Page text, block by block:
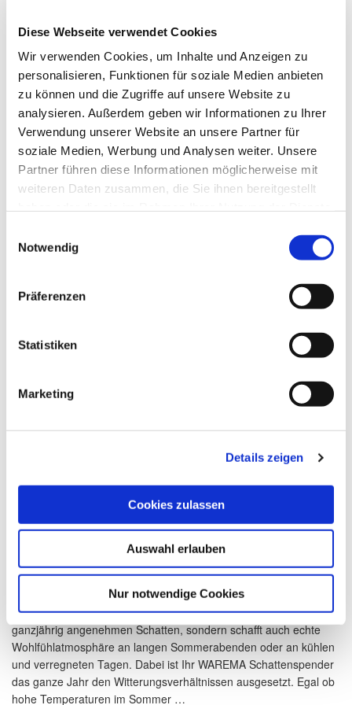
Diese Webseite verwendet Cookies
Wir verwenden Cookies, um Inhalte und Anzeigen zu
personalisieren, Funktionen für soziale Medien anbieten
zu können und die Zugriffe auf unsere Website zu
analysieren. Außerdem geben wir Informationen zu Ihrer
Verwendung unserer Website an unsere Partner für
soziale Medien, Werbung und Analysen weiter. Unsere
Partner führen diese Informationen möglicherweise mit
weiteren Daten zusammen, die Sie ihnen bereitgestellt
Notwendig
Präferenzen
Statistiken
Marketing
Details zeigen
Cookies zulassen
Auswahl erlauben
Nur notwendige Cookies
Veröffentlicht
am
9. Juni 2021
Mit dem neuen WMS WebControl pro bedienen Sie Markise,
Rollladen, Außenjalousie und Co. ganz bequem per App oder
Alexa Sprachassistent – egal ob zuhause oder unterwegs. Und
dank der cleveren WMS Automatikprogramme verwandeln Sie Ihr
Zuhause ganz einfach in ein …
„Smarter
Sonnenschutz
–
einfach
weiterlesen
5-Jahre-Herstellergarantie – So gehen Sie auf
Nummer sicher
am
Ein WAREMA Outdoor-Living-Produkt spendet nicht nur
ganzjährig angenehmen Schatten, sondern schafft auch echte
Wohlfühlatmosphäre an langen Sommerabenden oder an kühlen
und verregneten Tagen. Dabei ist Ihr WAREMA Schattenspender
das ganze Jahr den Witterungsverhältnissen ausgesetzt. Egal ob
hohe Temperaturen im Sommer …